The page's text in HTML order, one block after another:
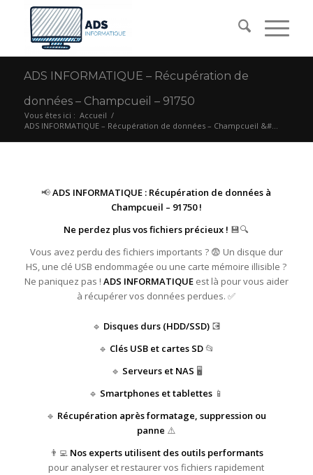
ADS INFORMATIQUE – Récupération de
données – Champcueil – 91750
Vous êtes ici : Accueil /
ADS INFORMATIQUE – Récupération de données – Champcueil &#...
📢ADS INFORMATIQUE : Récupération de données à
Champcueil – 91750 !
Ne perdez plus vos fichiers précieux ! 💾🔍
Vous avez perdu des fichiers importants ? 😨 Un disque dur
HS, une clé USB endommagée ou une carte mémoire illisible ?
Ne paniquez pas ! ADS INFORMATIQUEest là pour vous aider
à récupérer vos données perdues. ✅
🔹 Disques durs (HDD/SSD)💽
🔹 Clés USB et cartes SD📂
🔹 Serveurs et NAS 🖥️
🔹 Smartphones et tablettes 📱
🔹 Récupération après formatage, suppression ou
panne ⚠️
👨‍💻 Nos experts utilisent des outils performants
pour analyser et restaurer vos fichiers rapidement